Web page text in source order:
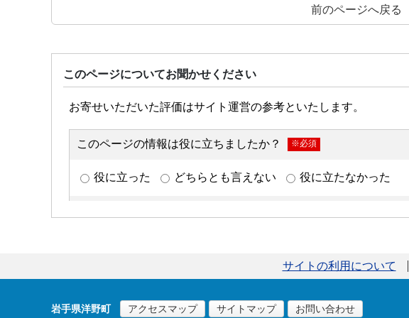
前のページへ戻る
このページについてお聞かせください
サイトの利用について
岩手県洋野町 アクセスマップ サイトマップ お問い合わせ